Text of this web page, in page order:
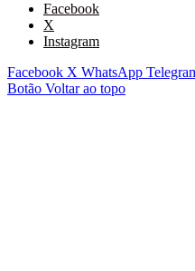
Facebook
X
Instagram
Facebook X WhatsApp
Botão Voltar ao topo